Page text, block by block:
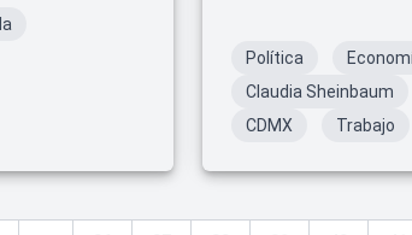
en educación media
Política
Claudia Sheinbaum
CDMX
Trabajo